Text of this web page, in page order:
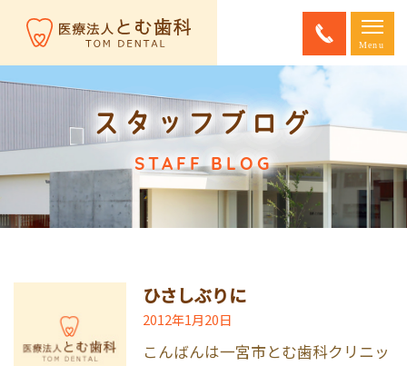
スタッフブログ
STAFF BLOG
ひさしぶりに
2012年1月20日
こんばんは一宮市とむ歯科クリニッ